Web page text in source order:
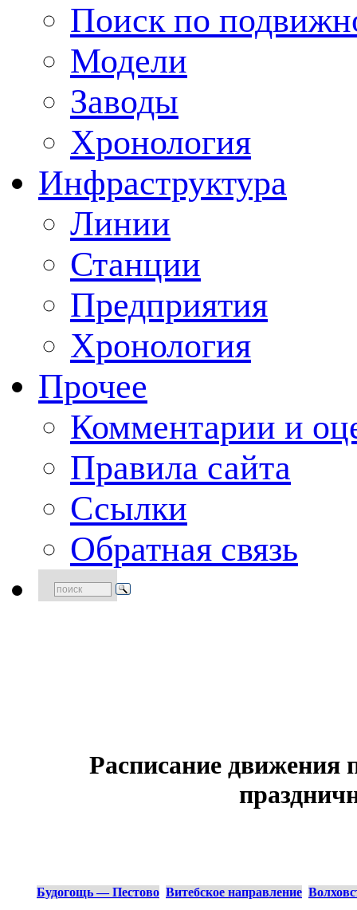
Поиск по
Модели
Заводы
Хронология
Инфраструктура
Линии
Станции
Предприятия
Хронология
Прочее
Комментарии и
Правила сайта
Ссылки
Обратная связь
Расписание движения
Будогощь — Пестово Витебское направление